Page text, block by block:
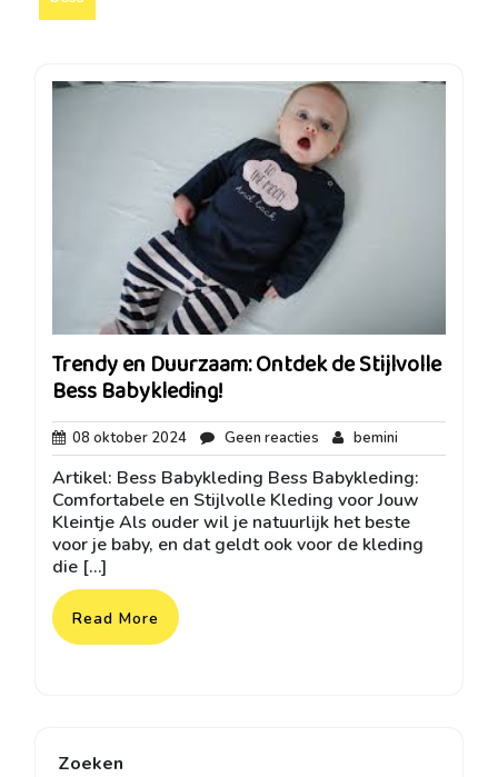
Trendy en Duurzaam: Ontdek de Stijlvolle
Bess Babykleding!
08 oktober 202408
oktober
2024
Geen reacties Geen
reacties
bemini
Artikel: Bess Babykleding Bess Babykleding:
Comfortabele en Stijlvolle Kleding voor Jouw
Kleintje Als ouder wil je natuurlijk het beste
voor je baby, en dat geldt ook voor de kleding
die […]
Read More
Zoeken